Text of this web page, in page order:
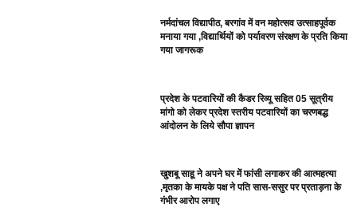
नर्मदांचल विद्यापीठ, बरगांव में वन महोत्सव उत्साहपूर्वक
मनाया गया ,विद्यार्थियों को पर्यावरण संरक्षण के प्रति किया
गया जागरूक
प्रदेश के पटवारियों की कैडर रिव्यू सहित 05 सूत्रीय
मांगो को लेकर प्रदेश स्तरीय पटवारियों का चरणबद्ध
आंदोलन के लिये सौपा ज्ञापन
खुशबू साहू ने अपने घर में फांसी लगाकर की आत्महत्या
,मृतका के मायके पक्ष ने पति सास-ससुर पर प्रताड़ना के
गंभीर आरोप लगाए